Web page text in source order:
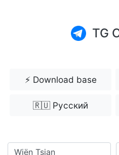
TG
⚡️ Download base
🇷🇺 Русский